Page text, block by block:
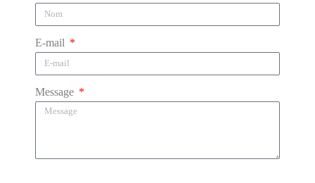
E-mail
Message